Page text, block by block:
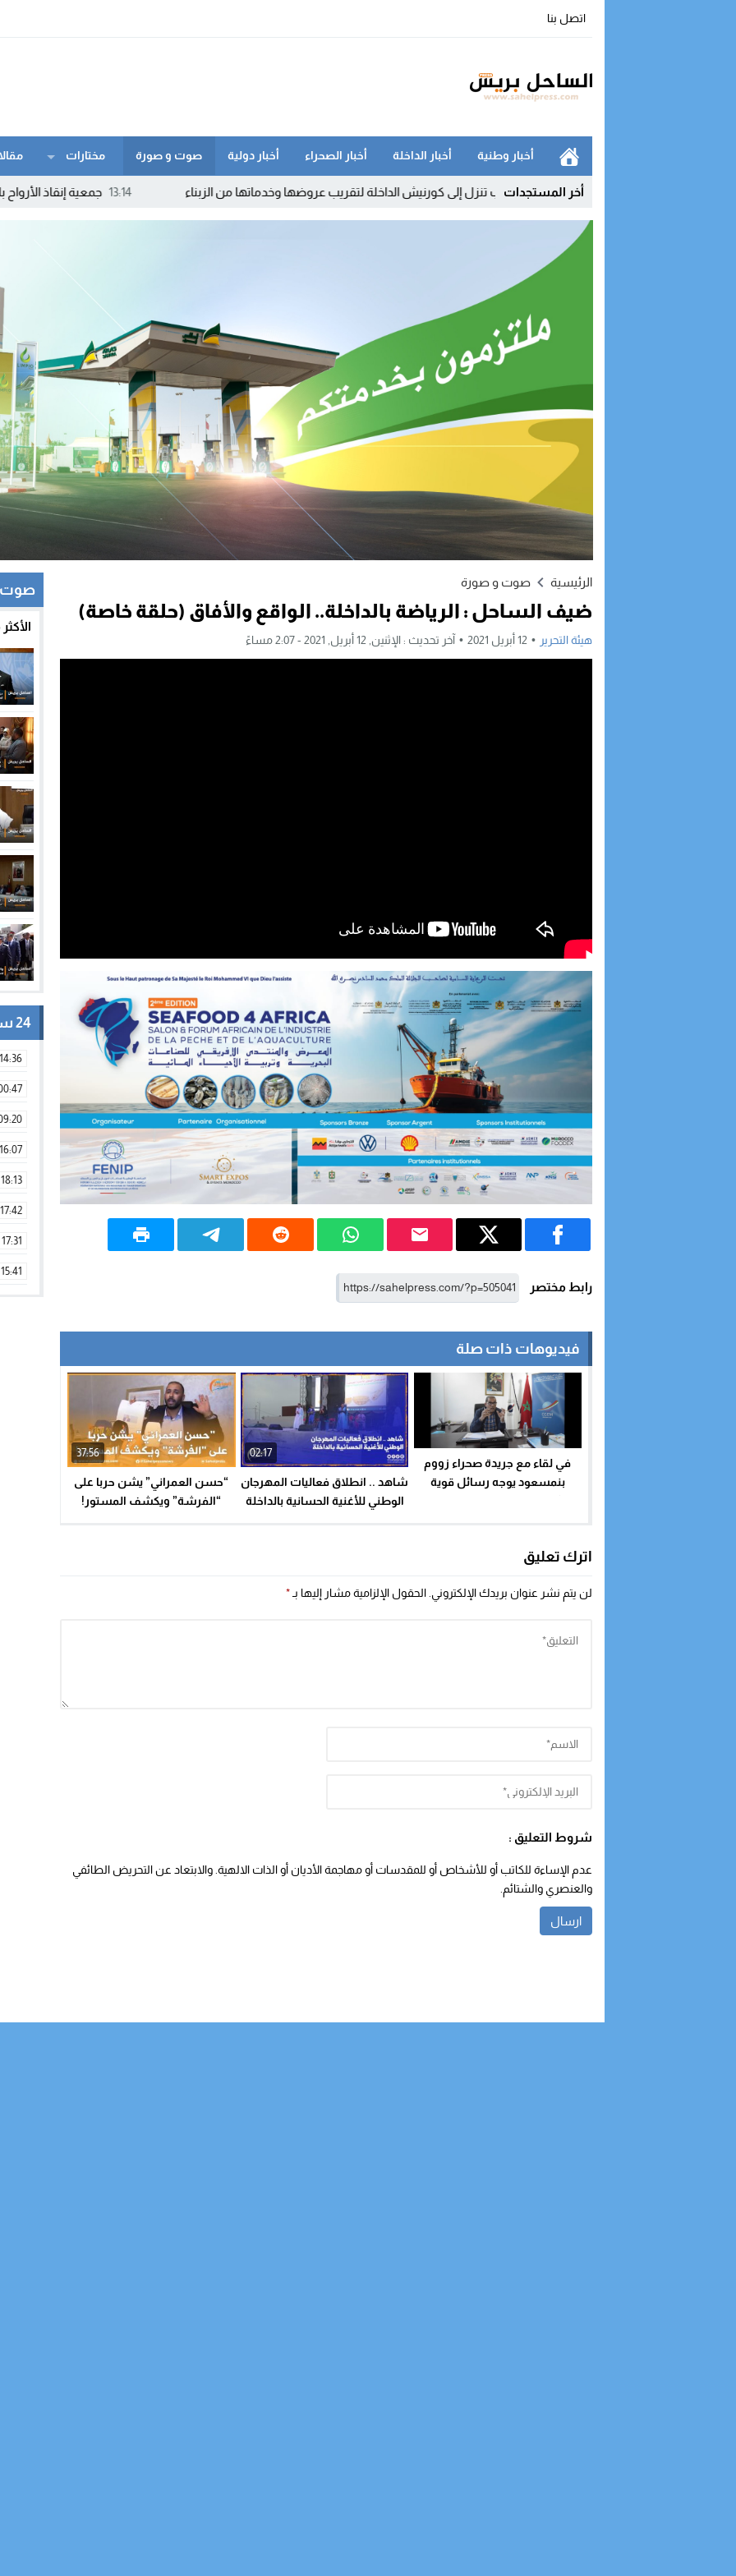
اتصل بنا
أخبار وطنية أخبار الداخلة أخبار الصحراء أخبار دولية صوت و صورة مختارات
أخر المستجدات 13:14 جمعية إنقاذ الأرواح بالداخلة اتصالات المغرب تنزل إلى كورنيش الداخلة لتقريب عروضها وخدماتها من الزبناء
الرئيسية صوت و صورة
ضيف الساحل : الرياضة بالداخلة.. الواقع والأفاق (حلقة خاصة)
هيئة التحرير 12 أبريل 2021 آخر تحديث : الإثنين, 12 أبريل, 2021 - 2:07 مساءً
رابط مختصر
فيديوهات ذات صلة
في لقاء مع جريدة صحراء زووم
بنمسعود يوجه رسائل قوية
02:17
شاهد .. انطلاق فعاليات المهرجان
الوطني للأغنية الحسانية بالداخلة
37:56
“حسن العمراني” يشن حربا على
“الفرشة” ويكشف المستور!
اترك تعليق
لن يتم نشر عنوان بريدك الإلكتروني. الحقول الإلزامية مشار إليها بـ *
شروط التعليق :
عدم الإساءة للكاتب أو للأشخاص أو للمقدسات أو مهاجمة الأديان أو الذات الالهية. والابتعاد عن التحريض الطائفي
والعنصري والشتائم.
صوت
24 ساعة
14:36
16:07
18:13
17:42
17:31
15:41